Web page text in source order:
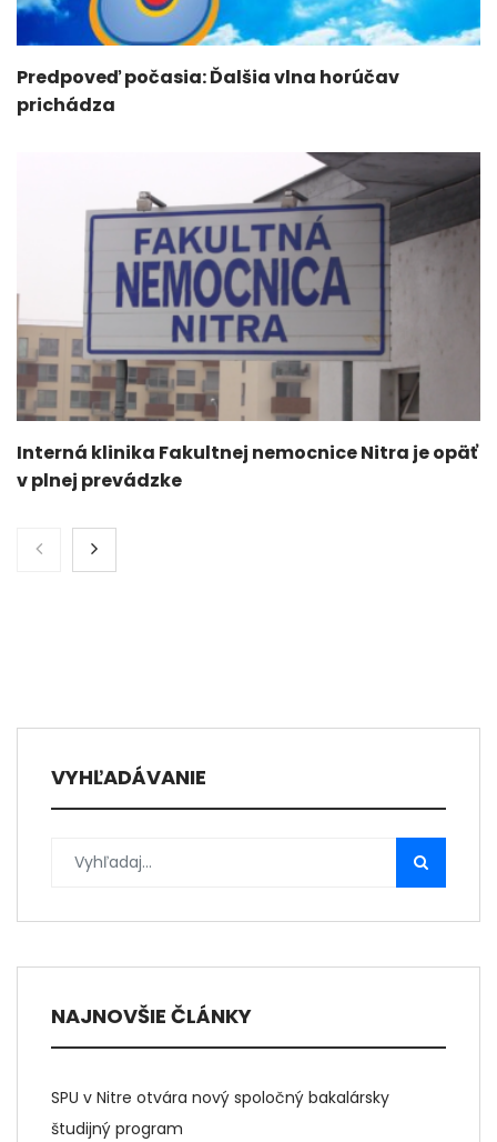
Predpoveď počasia: Ďalšia vlna horúčav
prichádza
Interná klinika Fakultnej nemocnice Nitra je opäť
v plnej prevádzke
VYHĽADÁVANIE
NAJNOVŠIE ČLÁNKY
SPU v Nitre otvára nový spoločný bakalársky
študijný program